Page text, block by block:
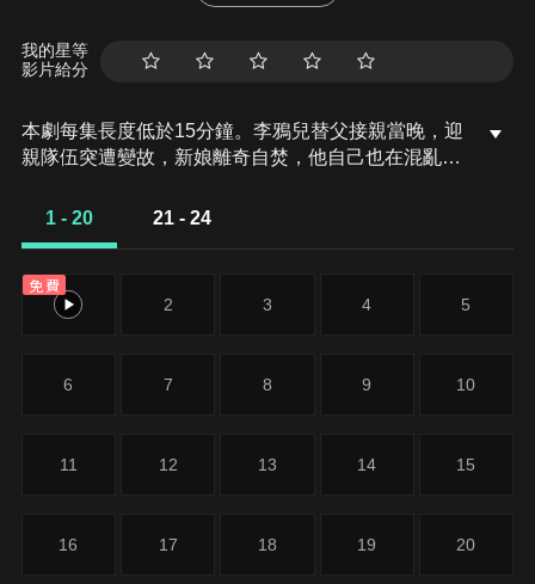
我的星等
影片給分
本劇每集長度低於15分鐘。李鴉兒替父接親當晚，迎
親隊伍突遭變故，新娘離奇自焚，他自己也在混亂中
詭案接連浮現，他的身世之謎也逐漸被揭開。原本立
1 - 20 21 - 24
免費
1 2 3 4 5
6 7 8 9 10
11 12 13 14 15
16 17 18 19 20